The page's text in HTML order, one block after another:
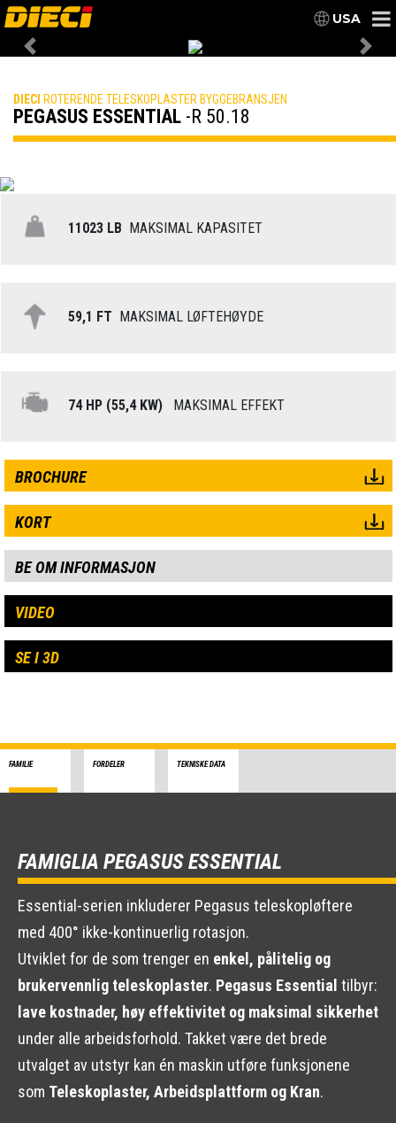
USA
Previous
DIECI ROTERENDE TELESKOPLASTER BYGGEBRANSJEN
PEGASUS ESSENTIAL -R 50.18
11023 LB MAKSIMAL KAPASITET
59,1 FT MAKSIMAL LØFTEHØYDE
74 HP (55,4 KW) MAKSIMAL EFFEKT
BROCHURE
KORT
BE OM INFORMASJON
VIDEO
SE I 3D
FAMILIE FORDELER TEKNISKE DATA
FAMIGLIA PEGASUS ESSENTIAL
Essential-serien inkluderer Pegasus teleskopløftere
med 400° ikke-kontinuerlig rotasjon.
Utviklet for de som trenger en enkel, pålitelig og
brukervennlig teleskoplaster. Pegasus Essential tilbyr:
lave kostnader, høy effektivitet og maksimal sikkerhet
under alle arbeidsforhold. Takket være det brede
utvalget av utstyr kan én maskin utføre funksjonene
som Teleskoplaster, Arbeidsplattform og Kran.